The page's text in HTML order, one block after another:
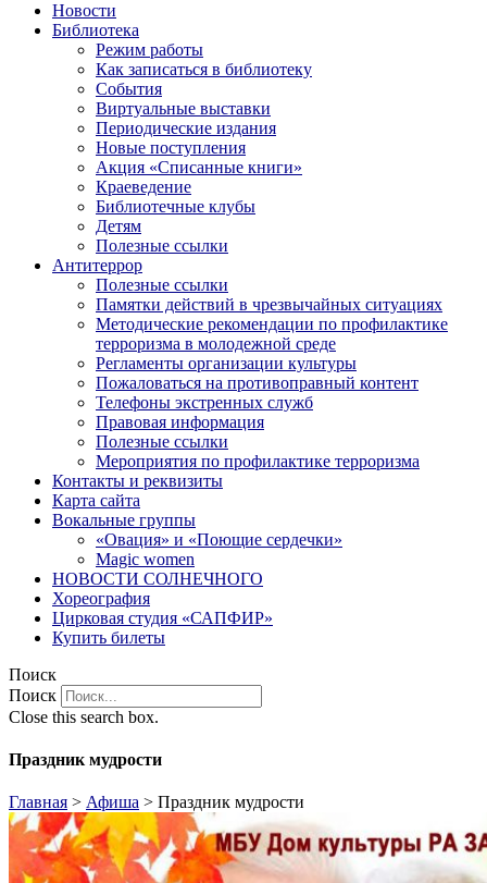
Новости
Библиотека
Режим работы
Как записаться в библиотеку
События
Виртуальные выставки
Периодические издания
Новые поступления
Акция «Списанные книги»
Краеведение
Библиотечные клубы
Детям
Полезные ссылки
Антитеррор
Полезные ссылки
Памятки действий в чрезвычайных ситуациях
Методические рекомендации по профилактике
терроризма в молодежной среде
Регламенты организации культуры
Пожаловаться на противоправный контент
Телефоны экстренных служб
Правовая информация
Полезные ссылки
Мероприятия по профилактике терроризма
Контакты и реквизиты
Карта сайта
Вокальные группы
«Овация» и «Поющие сердечки»
Magic women
НОВОСТИ СОЛНЕЧНОГО
Хореография
Цирковая студия «САПФИР»
Купить билеты
Поиск
Поиск
Close this search box.
Праздник мудрости
Главная > Афиша > Праздник мудрости